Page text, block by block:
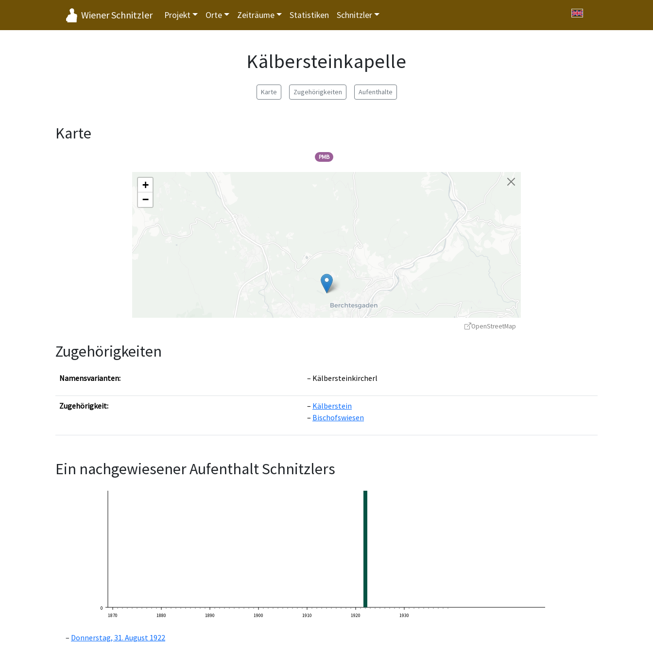
Wiener Schnitzler Projekt Orte Zeiträume Statistiken Schnitzler
Kälbersteinkapelle
Karte Zugehörigkeiten Aufenthalte
Karte
PMB
+
−
OpenStreetMap
Zugehörigkeiten
Namensvarianten: Kälbersteinkircherl
Zugehörigkeit:
Kälberstein
Bischofswiesen
Ein nachgewiesener Aufenthalt Schnitzlers
0
1870
1880 1890 1900 1910 1920 1930
Donnerstag, 31. August 1922